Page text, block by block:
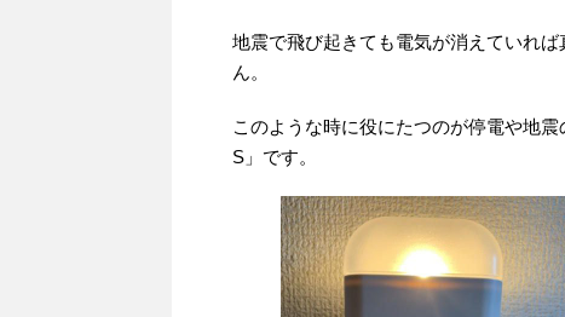
地震で飛び起きても電気が消えていれ
ん。
このような時に役にたつのが停電や地
S」です。